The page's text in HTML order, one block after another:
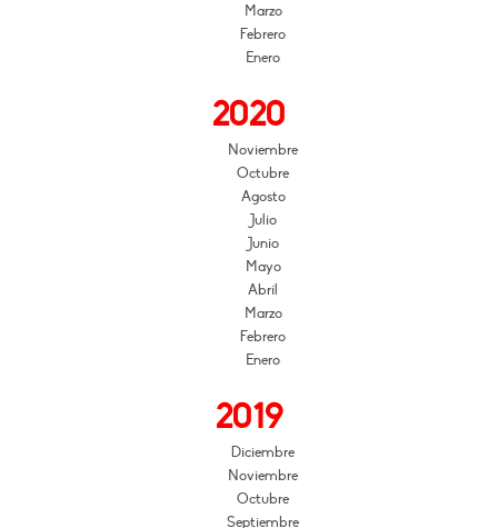
Marzo
Febrero
Enero
2020
Noviembre
Octubre
Agosto
Julio
Junio
Mayo
Abril
Marzo
Febrero
Enero
2019
Diciembre
Noviembre
Octubre
Septiembre